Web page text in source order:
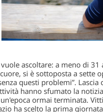
ascoltare: a meno di
si è sottoposta a sette
questi problemi”.
hanno sfumato la
ormai terminata.
ha scelto la prima